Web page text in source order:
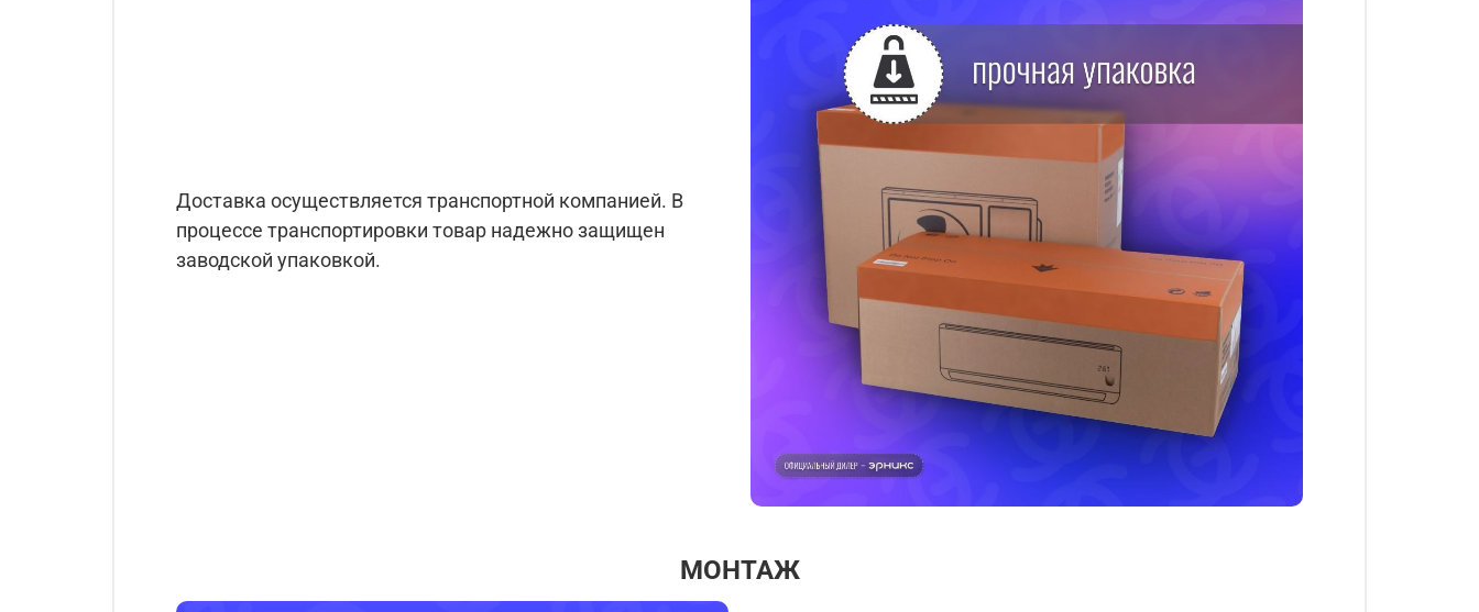
Доставка осуществляется транспортной компанией. В
процессе транспортировки товар надежно защищен
заводской упаковкой.
МОНТАЖ